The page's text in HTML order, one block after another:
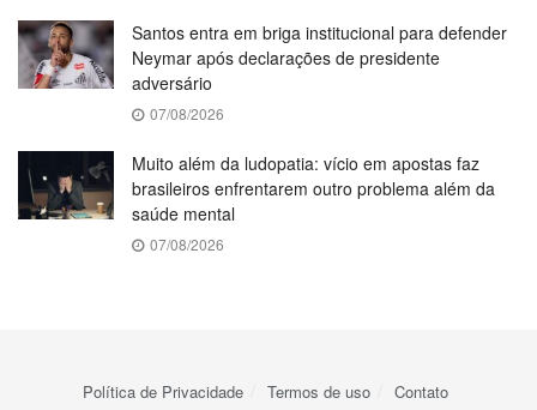
Santos entra em briga institucional para defender
Neymar após declarações de presidente
adversário
07/08/2026
Muito além da ludopatia: vício em apostas faz
brasileiros enfrentarem outro problema além da
saúde mental
07/08/2026
Política de Privacidade Termos de uso Contato